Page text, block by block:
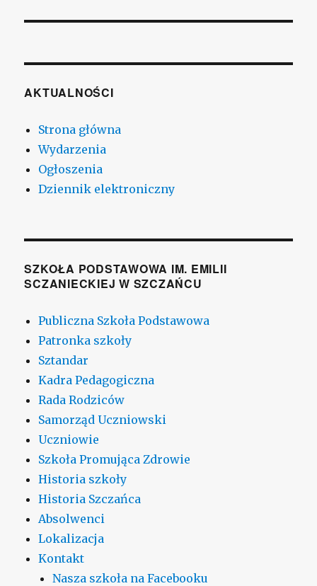
AKTUALNOŚCI
Strona główna
Wydarzenia
Ogłoszenia
Dziennik elektroniczny
SZKOŁA PODSTAWOWA IM. EMILII
SCZANIECKIEJ W SZCZAŃCU
Publiczna Szkoła Podstawowa
Patronka szkoły
Sztandar
Kadra Pedagogiczna
Rada Rodziców
Samorząd Uczniowski
Uczniowie
Szkoła Promująca Zdrowie
Historia szkoły
Historia Szczańca
Absolwenci
Lokalizacja
Kontakt
Nasza szkoła na Facebooku